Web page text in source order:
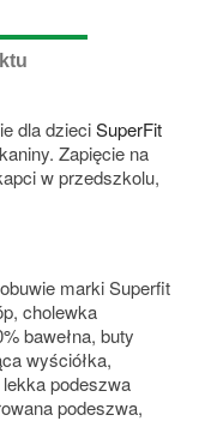
dla dzieciSuperFit
Zapięcie na
w przedszkolu,
marki Superfit
cholewka
bawełna, buty
wyściółka,
podeszwa
podeszwa,